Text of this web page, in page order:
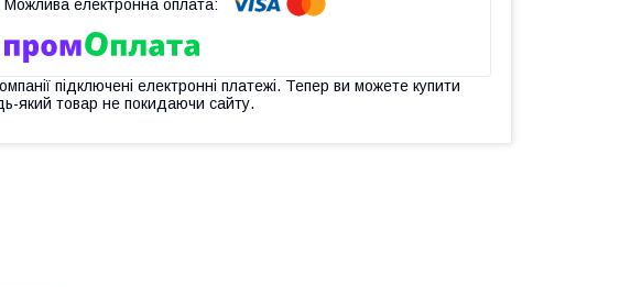
підключені електронні платежі. Тепер ви можете купити
який товар не покидаючи сайту.